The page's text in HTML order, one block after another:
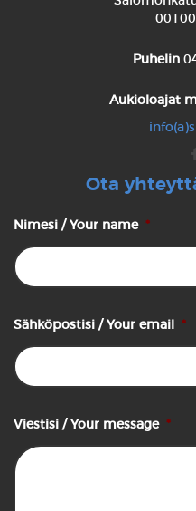
Puhelin
Aukioloajat
Ota
Nimesi / Your name *
Sähköpostisi / Your email *
Viestisi / Your message *